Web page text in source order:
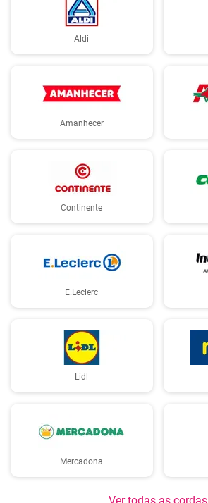
Aldi
Amanhecer
Continente
E.Leclerc
Lidl
Mercadona